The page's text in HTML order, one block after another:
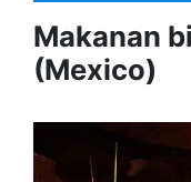
Makanan
(Mexico)